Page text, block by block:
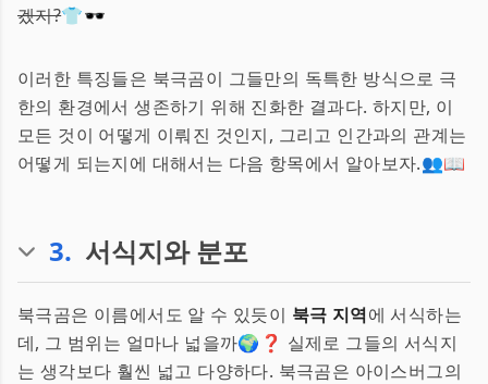
겠지?👕🕶️
이러한 특징들은 북극곰이 그들만의 독특한 방식으로 극
한의 환경에서 생존하기 위해 진화한 결과다. 하지만, 이
모든 것이 어떻게 이뤄진 것인지, 그리고 인간과의 관계는
어떻게 되는지에 대해서는 다음 항목에서 알아보자.👥📖
3. 서식지와 분포
북극곰은 이름에서도 알 수 있듯이 북극 지역에 서식하는
데, 그 범위는 얼마나 넓을까🌍❓ 실제로 그들의 서식지
는 생각보다 훨씬 넓고 다양하다. 북극곰은 아이스버그의